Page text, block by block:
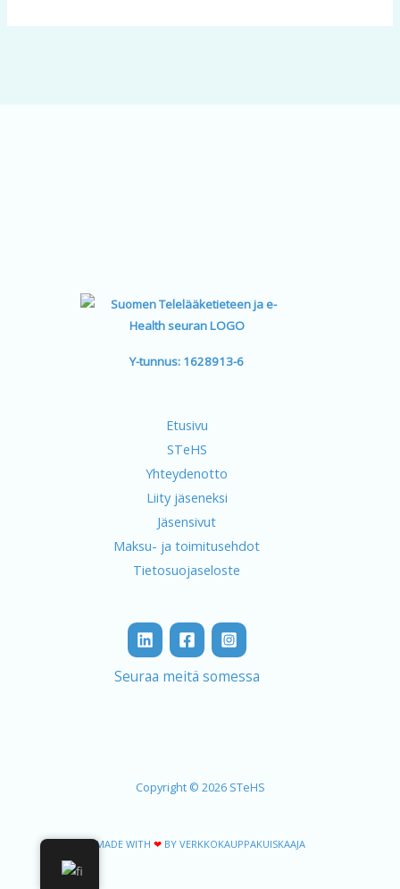
Y-tunnus: 1628913-6
Etusivu
STeHS
Yhteydenotto
Liity jäseneksi
Jäsensivut
Maksu- ja toimitusehdot
Tietosuojaseloste
Seuraa meitä somessa
Copyright © 2026 STeHS
MADE WITH ❤BY VERKKOKAUPPAKUISKAAJA